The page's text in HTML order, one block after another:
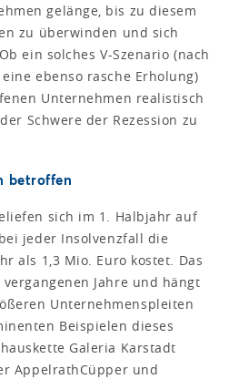
gelänge, bis zu diesem
zu überwinden und sich
ein solches V-Szenario (nach
ebenso rasche Erholung)
Unternehmen realistisch
Schwere der Rezession zu
betroffen
sich im 1. Halbjahr auf
jeder Insolvenzfall die
als 1,3 Mio. Euro kostet. Das
Jahre und hängt
Unternehmenspleiten
Beispielen dieses
Galeria Karstadt
AppelrathCüpper und